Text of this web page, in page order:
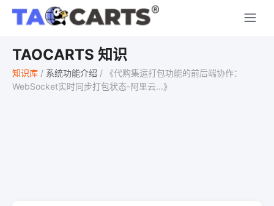
TAOCARTS 知识
知识库 / 系统功能介绍 /
《代购集运打包功能的前后端协作：
WebSocket实时同步打包状态-阿里云...》